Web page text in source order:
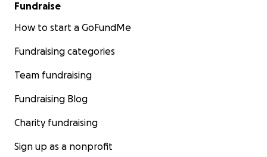
Fundraise
How to start a GoFundMe
Fundraising categories
Team fundraising
Fundraising Blog
Charity fundraising
Sign up as a nonprofit